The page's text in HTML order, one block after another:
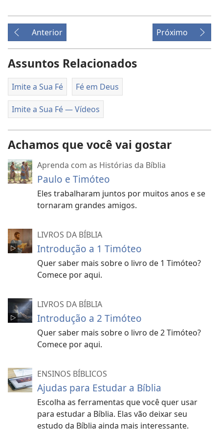
Anterior Próximo
Assuntos Relacionados
Imite a Sua Fé Fé em Deus
Imite a Sua Fé — Vídeos
Achamos que você vai gostar
Aprenda com as Histórias da Bíblia
Paulo e Timóteo
Eles trabalharam juntos por muitos anos e se
tornaram grandes amigos.
LIVROS DA BÍBLIA
Introdução a 1 Timóteo
Quer saber mais sobre o livro de 1 Timóteo?
Comece por aqui.
LIVROS DA BÍBLIA
Introdução a 2 Timóteo
Quer saber mais sobre o livro de 2 Timóteo?
Comece por aqui.
ENSINOS BÍBLICOS
Ajudas para Estudar a Bíblia
Escolha as ferramentas que você quer usar
para estudar a Bíblia. Elas vão deixar seu
estudo da Bíblia ainda mais interessante.